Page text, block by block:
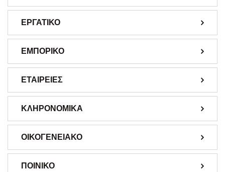
ΕΡΓΑΤΙΚΟ
ΕΜΠΟΡΙΚΟ
ΕΤΑΙΡΕΙΕΣ
ΚΛΗΡΟΝΟΜΙΚΑ
ΟΙΚΟΓΕΝΕΙΑΚΟ
ΠΟΙΝΙΚΟ